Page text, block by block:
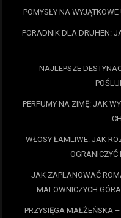
POMYSŁY NA
PORADNIK DLA DRUHEN:
NAJLEPSZE
PERFUMY NA ZIMĘ: JAK
WŁOSY ŁAMLIWE: JAK
OGRANICZYĆ
JAK ZAPLANOWAĆ
MALOWNICZYCH
PRZYSIĘGA MAŁŻEŃSKA